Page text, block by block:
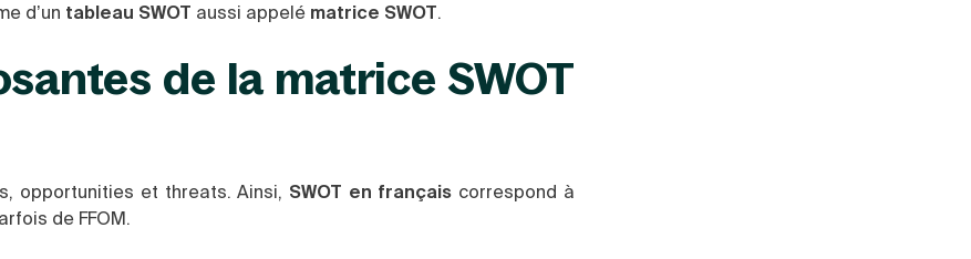
d’un tableau SWOT aussi appelé matrice SWOT.
de la matrice SWOT
opportunities et threats. Ainsi, SWOT en françaiscorrespond à
de FFOM.